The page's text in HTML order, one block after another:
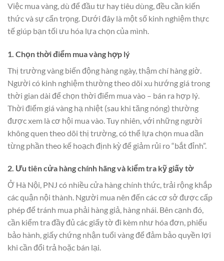
Việc mua vàng, dù để đầu tư hay tiêu dùng, đều cần kiến
thức và sự cẩn trọng. Dưới đây là một số kinh nghiệm thực
tế giúp bạn tối ưu hóa lựa chọn của mình.
1. Chọn thời điểm mua vàng hợp lý
Thị trường vàng biến động hàng ngày, thậm chí hàng giờ.
Người có kinh nghiệm thường theo dõi xu hướng giá trong
thời gian dài để chọn thời điểm mua vào – bán ra hợp lý.
Thời điểm giá vàng hạ nhiệt (sau khi tăng nóng) thường
được xem là cơ hội mua vào. Tuy nhiên, với những người
không quen theo dõi thị trường, có thể lựa chọn mua dần
từng phần theo kế hoạch định kỳ để giảm rủi ro “bắt đỉnh”.
2. Ưu tiên cửa hàng chính hãng và kiểm tra kỹ giấy tờ
Ở Hà Nội, PNJ có nhiều cửa hàng chính thức, trải rộng khắp
các quận nội thành. Người mua nên đến các cơ sở được cấp
phép để tránh mua phải hàng giả, hàng nhái. Bên cạnh đó,
cần kiểm tra đầy đủ các giấy tờ đi kèm như hóa đơn, phiếu
bảo hành, giấy chứng nhận tuổi vàng để đảm bảo quyền lợi
khi cần đổi trả hoặc bán lại.